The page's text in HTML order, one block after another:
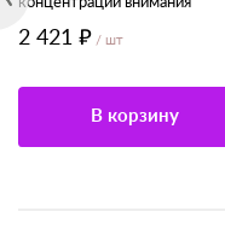
2 421 ₽ / шт
В корзину